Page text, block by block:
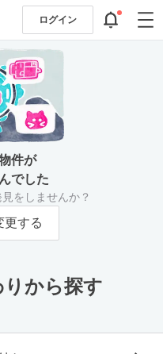
ログイン
件が
でした
をしませんか？
更する
から探す